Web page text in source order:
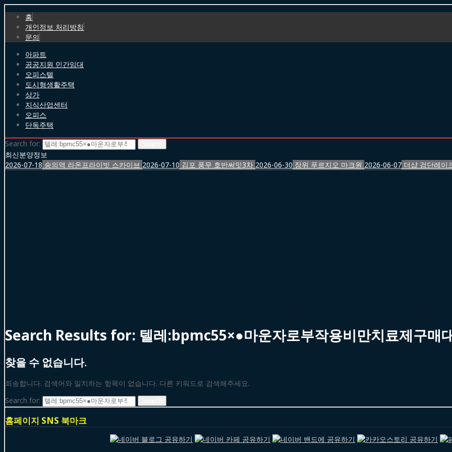
홈
개인정보 처리방침
문의
아파트
공공지원 민간임대
오피스텔
도시형생활주택
상가
지식산업센터
오피스
단독주택
Search for:
최신분양정보
2026-07-18 숭의역 라온프라이빗 스카이브 2026-07-10 김포 풍무 호반써밋3차 2026-06-30 장위 푸르지오 마크원 2026-06-07 더샵 검단레이
Search Results for: 텔레:bpmc55×●마운자로부작용비만치료제구매
찾을 수 없습니다.
죄송합니다. 검색어와 일치하는 항목이 없습니다. 다른 키워드로 검색해주세요.
Search for:
홈페이지 SNS 북마크